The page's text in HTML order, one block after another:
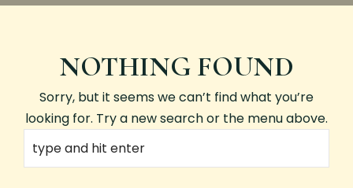
NOTHING FOUND
Sorry, but it seems we can’t find what you’re
looking for. Try a new search or the menu above.